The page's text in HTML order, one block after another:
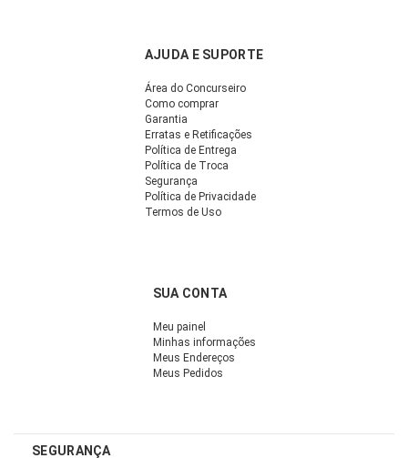
AJUDA E SUPORTE
Área do Concurseiro
Como comprar
Garantia
Erratas e Retificações
Política de Entrega
Política de Troca
Segurança
Política de Privacidade
Termos de Uso
SUA CONTA
Meu painel
Minhas informações
Meus Endereços
Meus Pedidos
SEGURANÇA